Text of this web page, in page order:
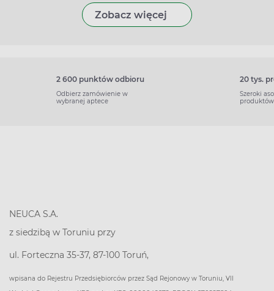
Zobacz więcej
2 600 punktów odbioru
Odbierz zamówienie w
wybranej aptece
20 tys.
Szeroki
produktów
NEUCA S.A.
z siedzibą w Toruniu przy
ul. Forteczna 35-37, 87-100 Toruń,
wpisana do Rejestru Przedsiębiorców przez Sąd Rejonowy w Toruniu, VII